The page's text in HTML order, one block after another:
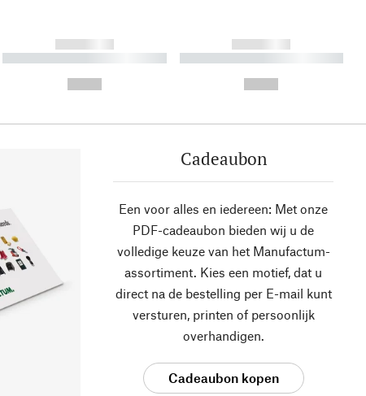
------------
----------- ----------- ----------
------------
----------- ----------- ----------
Cadeaubon
Een voor alles en iedereen: Met onze
PDF-cadeaubon bieden wij u de
volledige keuze van het Manufactum-
assortiment. Kies een motief, dat u
direct na de bestelling per E-mail kunt
versturen, printen of persoonlijk
overhandigen.
Cadeaubon kopen